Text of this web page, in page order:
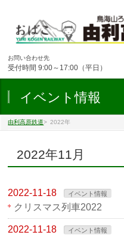
お問い合わせ先
受付時間 9:00～17:00（平日）
イベント情報
由利高原鉄道> 2022年
2022年11月
2022-11-18 イベント情報
クリスマス列車2022
2022-11-18 イベント情報